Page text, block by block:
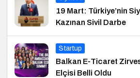
19 Mart: Türkiye’nin
Kazınan Sivil Darbe
Startup
Balkan E-Ticaret
Elçisi Belli Oldu